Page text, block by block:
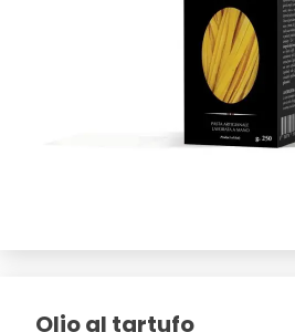
Olio al tartufo